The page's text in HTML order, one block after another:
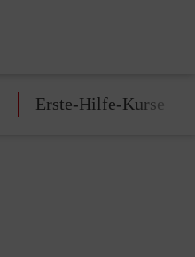
Erste-Hilfe-Kurse